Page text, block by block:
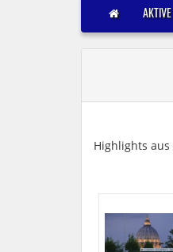
AKTIVE
Highlights aus